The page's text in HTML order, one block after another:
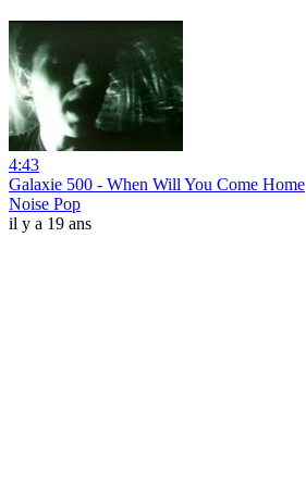
4:43
Galaxie 500 - When Will You Come Home
Noise Pop
il y a 19 ans